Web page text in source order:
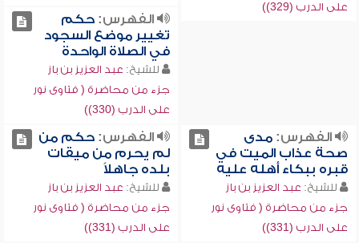
على الدرب (329))
الفهرس:حكم
تغيير موضع السجود
في الصلاة الواحدة
للشيخ: عبد العزيز بن باز
جزء من محاضرة ( فتاوى نور
على الدرب (330))
الفهرس:مدى
صحة عذاب الميت في
قبره ببكاء أهله عليه
للشيخ: عبد العزيز بن باز
جزء من محاضرة ( فتاوى نور
على الدرب (331))
الفهرس:حكم من
لم يحرم من ميقات
بلده جاهلاً
للشيخ: عبد العزيز بن باز
جزء من محاضرة ( فتاوى نور
على الدرب (331))